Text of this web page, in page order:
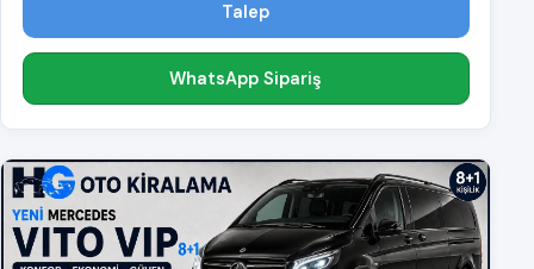
Talep
WhatsApp Sipariş